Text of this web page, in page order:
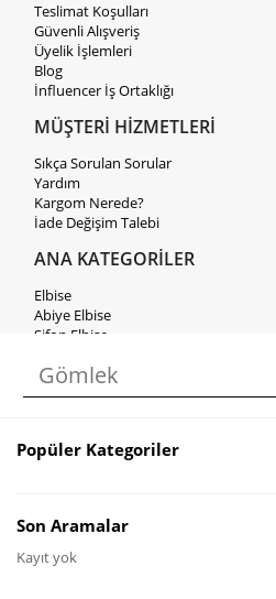
Teslimat Koşulları
Güvenli Alışveriş
Üyelik İşlemleri
Blog
İnfluencer İş Ortaklığı
MÜŞTERİ HİZMETLERİ
Sıkça Sorulan Sorular
Yardım
Kargom Nerede?
İade Değişim Talebi
ANA KATEGORİLER
Elbise
Abiye Elbise
Şifon Elbise
Saten Elbise
Siyah Elbise
Popüler Kategoriler
Son Aramalar
Kayıt yok